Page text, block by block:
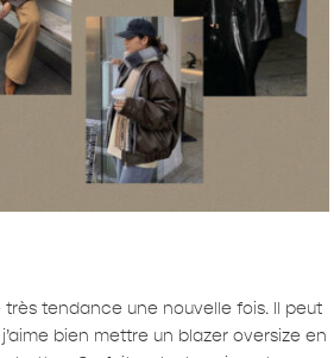
tendance une nouvelle fois. Il peut
bien mettre un blazer oversize en